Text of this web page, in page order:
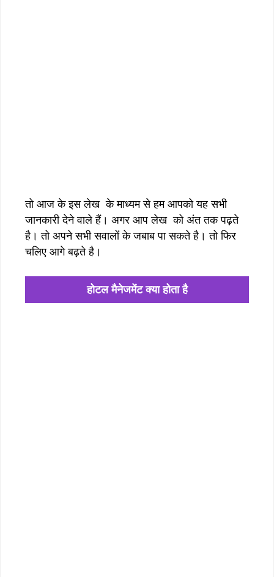
तो आज के इस लेख के माध्यम से हम आपको यह सभी
जानकारी देने वाले हैं। अगर आप लेख को अंत तक पढ़ते
है। तो अपने सभी सवालों के जबाब पा सकते है। तो फिर
चलिए आगे बढ़ते है।
होटल मैनेजमेंट क्या होता है